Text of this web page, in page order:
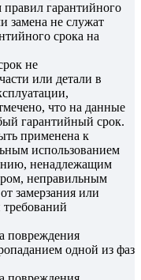
гарантийного
замена не служат
срока на
не
или детали в
что на данные
гарантийный срок.
применена к
использованием
ненадлежащим
неправильным
замерзания или
повреждения
одной из фаз